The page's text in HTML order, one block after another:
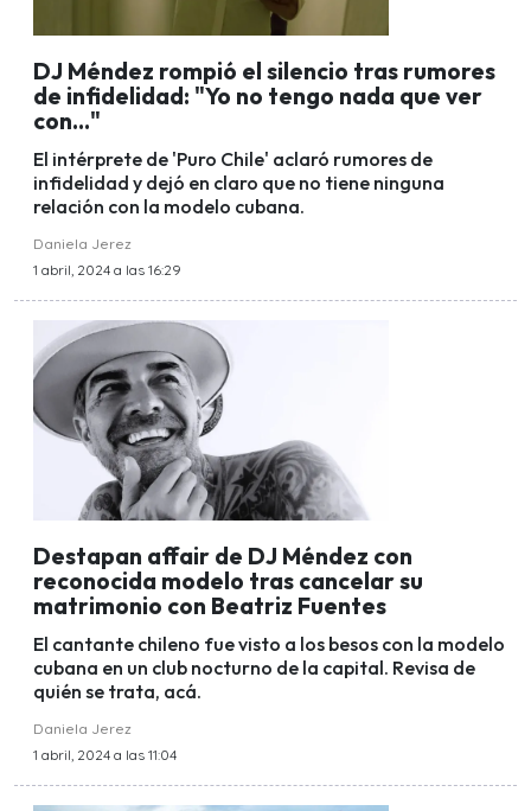
DJ Méndez rompió el silencio tras rumores
de infidelidad: "Yo no tengo nada que ver
con..."
El intérprete de 'Puro Chile' aclaró rumores de
infidelidad y dejó en claro que no tiene ninguna
relación con la modelo cubana.
Daniela Jerez
1 abril, 2024 a las 16:29
Destapan affair de DJ Méndez con
reconocida modelo tras cancelar su
matrimonio con Beatriz Fuentes
El cantante chileno fue visto a los besos con la modelo
cubana en un club nocturno de la capital. Revisa de
quién se trata, acá.
Daniela Jerez
1 abril, 2024 a las 11:04